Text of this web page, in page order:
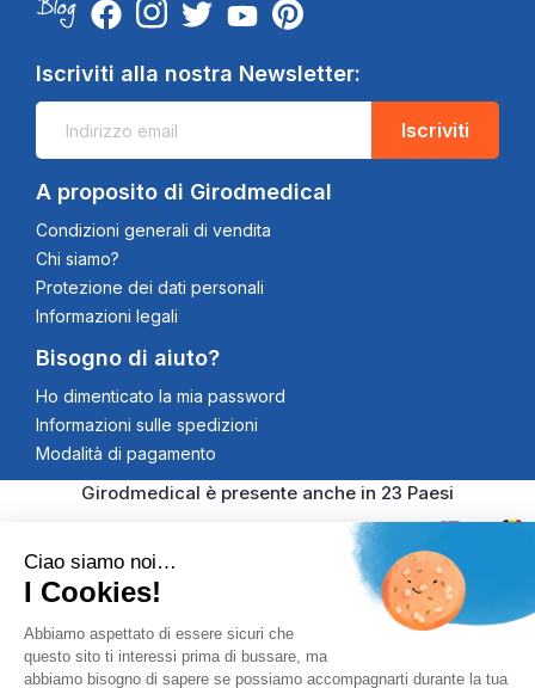
Iscriviti alla nostra Newsletter:
Iscriviti
A proposito di Girodmedical
Condizioni generali di vendita
Chi siamo?
Protezione dei dati personali
Informazioni legali
Bisogno di aiuto?
Ho dimenticato la mia password
Informazioni sulle spedizioni
Modalità di pagamento
Girodmedical è presente anche in 23 Paesi
© 2026 Girodmedical. Tutti i diritti riservati. Partita IVA
00344269998
Pagamento 100% Securizzato
Ciao siamo noi…
I Cookies!
Abbiamo aspettato di essere sicuri che
questo sito ti interessi prima di bussare, ma
abbiamo bisogno di sapere se possiamo accompagnarti durante la tua